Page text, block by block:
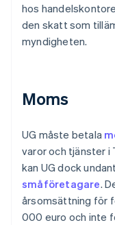
hos
den skatt som
myndigheten.
Moms
UG måste betala
varor och tjänster i
kan UG dock
småföretagare.
årsomsättning för
000 euro och inte